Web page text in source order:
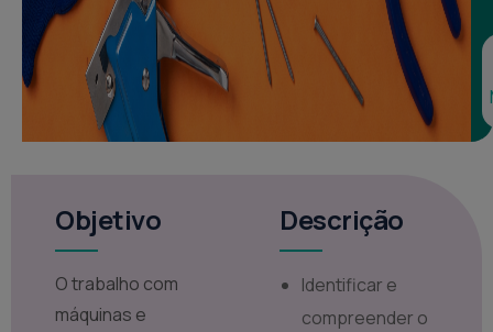
Objetivo
O trabalho com
máquinas e
Descrição
Identificar e
compreender o